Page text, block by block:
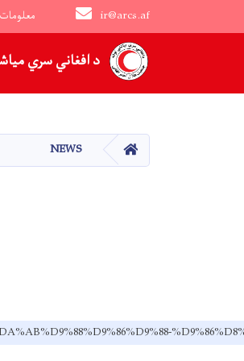
د افغاني سري
ir@arcs.af 0785558964\0708255854 معلومات
Main navigation
کور NEWS